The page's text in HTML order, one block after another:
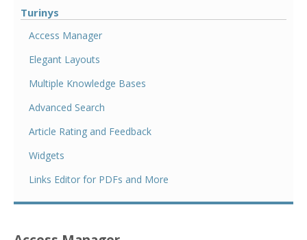
Turinys
Access Manager
Elegant Layouts
Multiple Knowledge Bases
Advanced Search
Article Rating and Feedback
Widgets
Links Editor for PDFs and More